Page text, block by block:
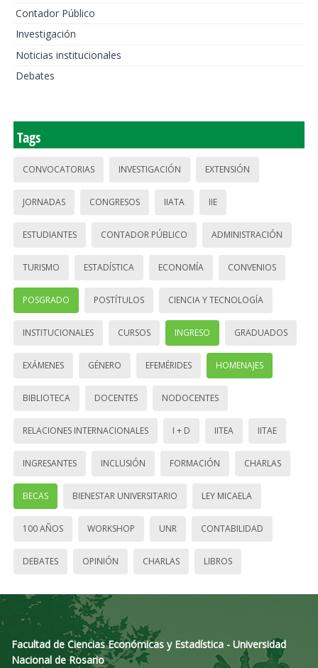
Contador Público
Investigación
Noticias institucionales
Debates
Tags
CONVOCATORIAS INVESTIGACIÓN EXTENSIÓN
JORNADAS CONGRESOS IIATA IIE
ESTUDIANTES CONTADOR PÚBLICO ADMINISTRACIÓN
TURISMO ESTADÍSTICA ECONOMÍA CONVENIOS
POSGRADO POSTÍTULOS CIENCIA Y TECNOLOGÍA
INSTITUCIONALES CURSOS INGRESO GRADUADOS
EXÁMENES GÉNERO EFEMÉRIDES HOMENAJES
BIBLIOTECA DOCENTES NODOCENTES
RELACIONES INTERNACIONALES I + D IITEA IITAE
INGRESANTES INCLUSIÓN FORMACIÓN CHARLAS
BECAS BIENESTAR UNIVERSITARIO LEY MICAELA
100 AÑOS WORKSHOP UNR CONTABILIDAD
DEBATES OPINIÓN CHARLAS LIBROS
Facultad de Ciencias Económicas y Estadística - Universidad
Nacional de Rosario